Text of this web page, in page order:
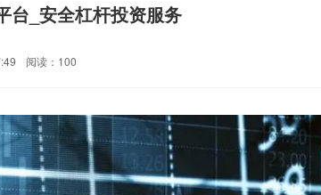
台_安全杠杆投资服务
阅读：100